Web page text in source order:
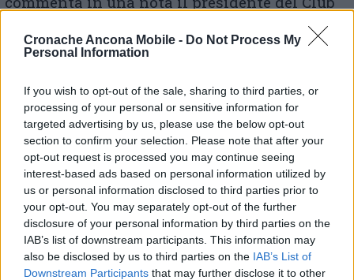
Cronache Ancona Mobile - Do Not Process My
Personal Information
If you wish to opt-out of the sale, sharing to third parties, or
processing of your personal or sensitive information for
targeted advertising by us, please use the below opt-out
section to confirm your selection. Please note that after your
opt-out request is processed you may continue seeing
interest-based ads based on personal information utilized by
us or personal information disclosed to third parties prior to
your opt-out. You may separately opt-out of the further
disclosure of your personal information by third parties on the
IAB’s list of downstream participants. This information may
also be disclosed by us to third parties on the IAB’s List of
Downstream Participants that may further disclose it to other
tutto il Direttivo – Allo stesso tempo diamo il
benvenuto al neo-ct Simone Vanni, certi che il
nuovi e importanti traguardi, continuando a
crescere e competere ai massimi livelli.
Guardiamo al futuro con entusiasmo e
determinazione, pronti a scrivere un nuovo
capitolo di successi».
© RIPRODUZIONE RISERVATA
Vai alla home